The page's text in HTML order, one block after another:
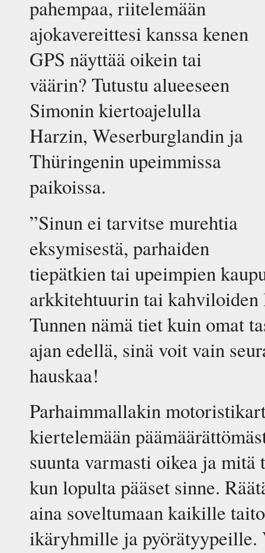
pahempaa, riitelemään
ajokavereittesi kanssa kenen
GPS näyttää oikein tai
väärin? Tutustu alueeseen
Simonin kiertoajelulla
Harzin, Weserburglandin ja
Thüringenin upeimmissa
paikoissa.
”Sinun ei tarvitse murehtia
eksymisestä, parhaiden
tiepätkien tai upeimpien
arkkitehtuurin tai kahviloiden
Tunnen nämä tiet kuin omat
ajan edellä, sinä voit vain
hauskaa!
Parhaimmallakin
kiertelemään
suunta varmasti oikea ja mitä
kun lopulta pääset sinne.
aina soveltumaan kaikille
ikäryhmille ja pyörätyypeille.